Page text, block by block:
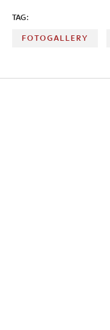
TAG:
FOTOGALLERY